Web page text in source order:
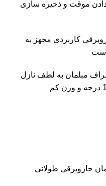
دادن موقت و ذخیره سازی
کاربردی مجهز به
است
مبلمان به لطف نازل
جاروبرقی چرخشی با شعاع 180 درجه و وزن کم